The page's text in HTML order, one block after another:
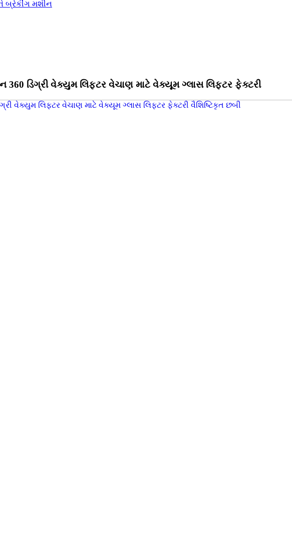
ડિગ્રી વેક્યુમ લિફ્ટર વેચાણ માટે વેક્યૂમ ગ્લાસ લિફ્ટર ફેક્ટરી